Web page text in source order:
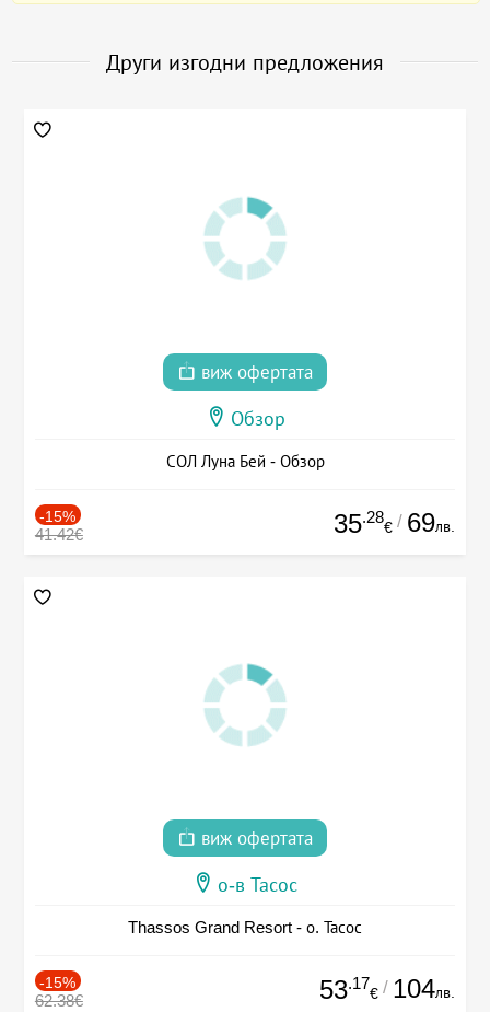
Други изгодни предложения
виж офертата
Обзор
СОЛ Луна Бей - Обзор
-15%
41.42€ 35.28
€ / 69лв.
виж офертата
о-в Тасос
Thassos Grand Resort - о. Тасос
-15%
62.38€ 53.17
€ / 104лв.